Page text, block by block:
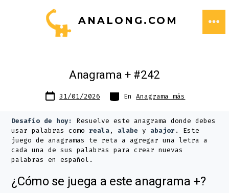
ANALONG.COM
Anagrama + #242
Fecha
de 31/01/2026 Categorías
EnAnagrama más
Desafío de hoy:
Resuelve este anagrama donde debes
usar palabras como reala, alabe y abajor . Este
juego de anagramas te reta a agregar una letra a
cada una de sus palabras para crear nuevas
palabras en español.
¿Cómo se juega a este anagrama +?